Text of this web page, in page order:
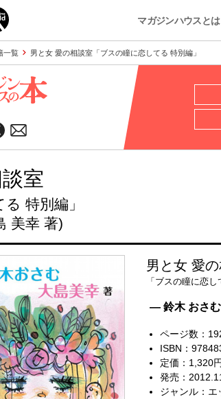
マガジンハウスとは
一覧 男と女 愛の相談室「ブスの瞳に恋してる 特別編」
室
特別編」
美幸 著)
男と女 愛
「ブスの瞳に恋し
— 鈴木 おさ
ページ数：
ISBN：
定価：1,320
発売：
ジャンル： エ